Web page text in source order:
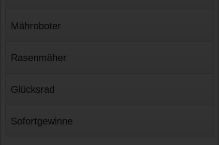
Mähroboter
Rasenmäher
Glücksrad
Sofortgewinne